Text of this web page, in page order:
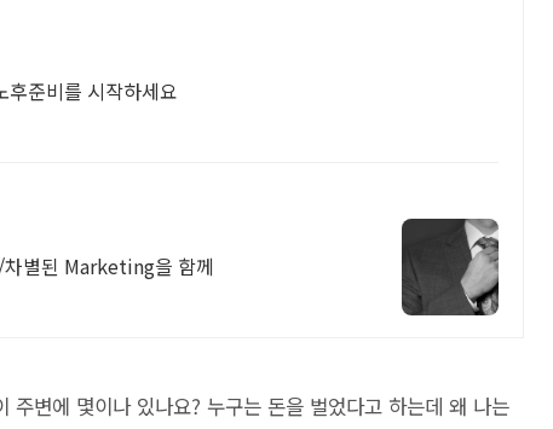
후준비를 시작하세요
별된 Marketing을 함께
주변에 몇이나 있나요? 누구는 돈을 벌었다고 하는데 왜 나는